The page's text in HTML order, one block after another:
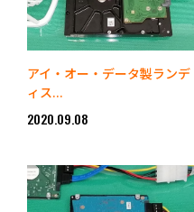
アイ・オー・データ製ランデ
ィス...
2020.09.08